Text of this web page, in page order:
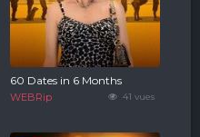
41 vues
60 Dates in 6 Months
WEBRip